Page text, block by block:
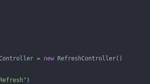
= new RefreshController()
)